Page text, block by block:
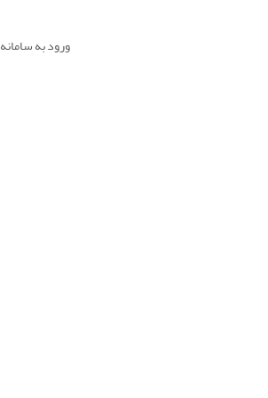
ورود به سامانه